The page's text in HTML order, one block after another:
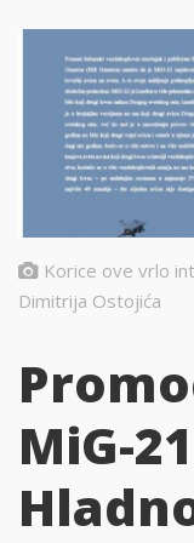
Korice ove vrlo
Dimitrija Ostojića
MiG-